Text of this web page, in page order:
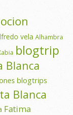
vela Alhambra
blogtrip
Blanca
blogtrips
Blanca
Fatima